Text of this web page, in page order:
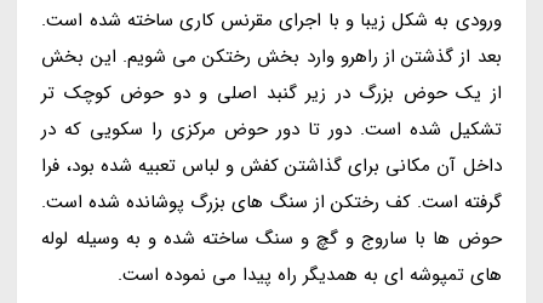
ورودی به شکل زیبا و با اجرای مقرنس کاری ساخته شده است.
بعد از گذشتن از راهرو وارد بخش رختکن می شویم. این بخش
از یک حوض بزرگ در زیر گنبد اصلی و دو حوض کوچک تر
تشکیل شده است. دور تا دور حوض مرکزی را سکویی که در
داخل آن مکانی برای گذاشتن کفش و لباس تعبیه شده بود، فرا
گرفته است. کف رختکن از سنگ های بزرگ پوشانده شده است.
حوض ها با ساروج و گچ و سنگ ساخته شده و به وسیله لوله
های تمپوشه ای به همدیگر راه پیدا می نموده است.